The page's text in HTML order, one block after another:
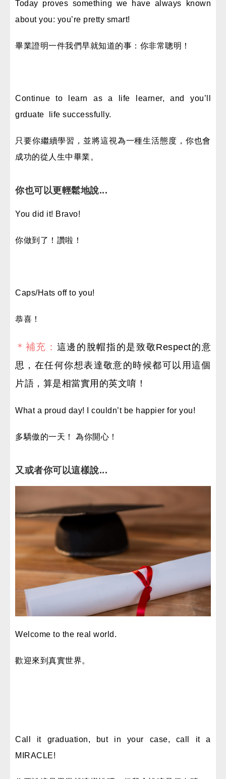
Today proves something we have always known
about you: you’re pretty smart!
畢業證明一件我們早就知道的事：你非常聰明！
Continue to learn as a life learner, and you’ll
grduate life successfully.
只要你繼續學習，並將這視為一種生活態度，你也會
成功的從人生中畢業。
你也可以更輕鬆地說...
You did it! Bravo!
你做到了！讚啦！
Caps/Hats off to you!
恭喜！
＊補充： 這邊的脫帽指的是致敬Respect的意
思，在任何你想表達敬意的時候都可以用這個
片語，算是相當實用的英文唷！
What a proud day! I couldn’t be happier for you!
多驕傲的一天！ 為你開心！
又或者你可以這樣說...
Welcome to the real world.
歡迎來到真實世界。
Call it graduation, but in your case, call it a
MIRACLE!